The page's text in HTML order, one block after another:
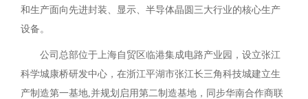
和生产面向先进封装、显示、半导体晶圆三大行业的核心生产
设备。
公司总部位于上海自贸区临港集成电路产业园，设立张江
科学城康桥研发中心，在浙江平湖市张江长三角科技城建立生
产制造第一基地,并规划启用第二制造基地，同步华南合作商联